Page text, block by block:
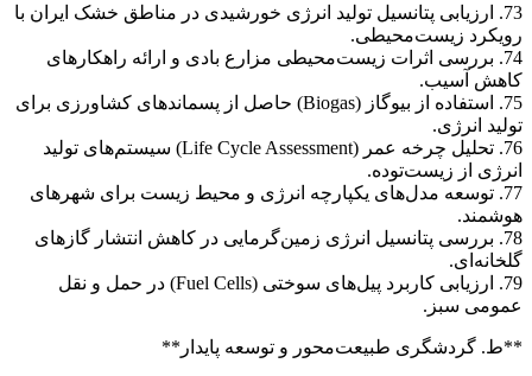
73. ارزیابی پتانسیل تولید انرژی خورشیدی در مناطق خشک ایران با
رویکرد زیست‌محیطی.
74. بررسی اثرات زیست‌محیطی مزارع بادی و ارائه راهکارهای
کاهش آسیب.
75. استفاده از بیوگاز (Biogas) حاصل از پسماندهای کشاورزی برای
تولید انرژی.
76. تحلیل چرخه عمر (Life Cycle Assessment) سیستم‌های تولید
انرژی از زیست‌توده.
77. توسعه مدل‌های یکپارچه انرژی و محیط زیست برای شهرهای
هوشمند.
78. بررسی پتانسیل انرژی زمین‌گرمایی در کاهش انتشار گازهای
گلخانه‌ای.
79. ارزیابی کاربرد پیل‌های سوختی (Fuel Cells) در حمل و نقل
عمومی سبز.
**ط. گردشگری طبیعت‌محور و توسعه پایدار**